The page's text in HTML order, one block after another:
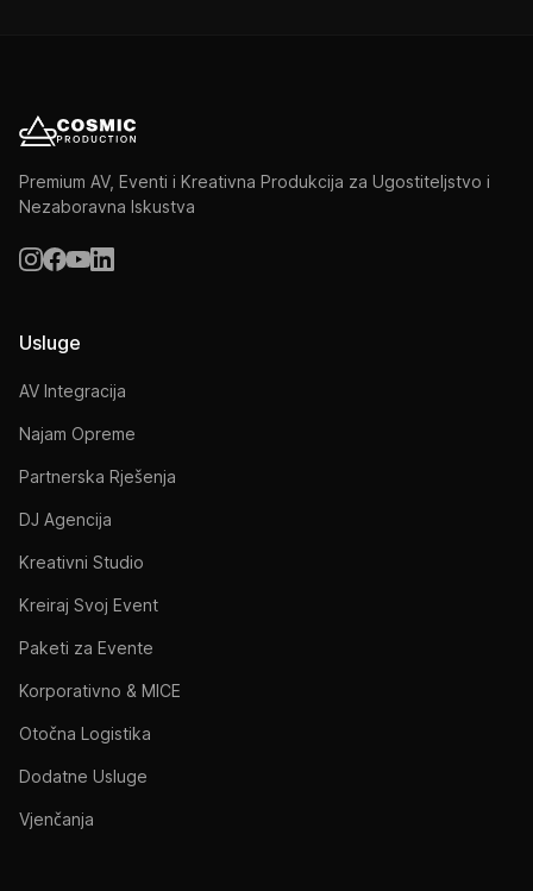
Premium AV, Eventi i Kreativna Produkcija za Ugostiteljstvo i
Nezaboravna Iskustva
Usluge
AV Integracija
Najam Opreme
Partnerska Rješenja
DJ Agencija
Kreativni Studio
Kreiraj Svoj Event
Paketi za Evente
Korporativno & MICE
Otočna Logistika
Dodatne Usluge
Vjenčanja